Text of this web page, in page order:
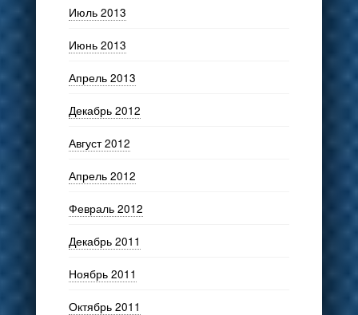
Июль 2013
Июнь 2013
Апрель 2013
Декабрь 2012
Август 2012
Апрель 2012
Февраль 2012
Декабрь 2011
Ноябрь 2011
Октябрь 2011